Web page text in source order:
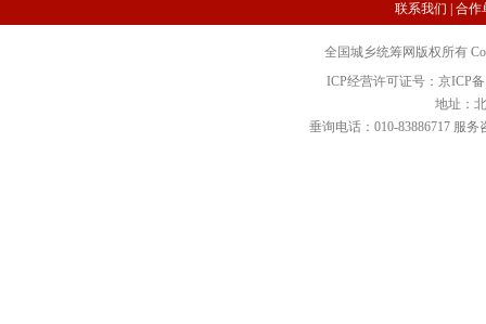
联系我们 合作
全国城乡统筹网版权所有
ICP经营许可证号：京ICP备
地址：
垂询电话：010-83886717 服务